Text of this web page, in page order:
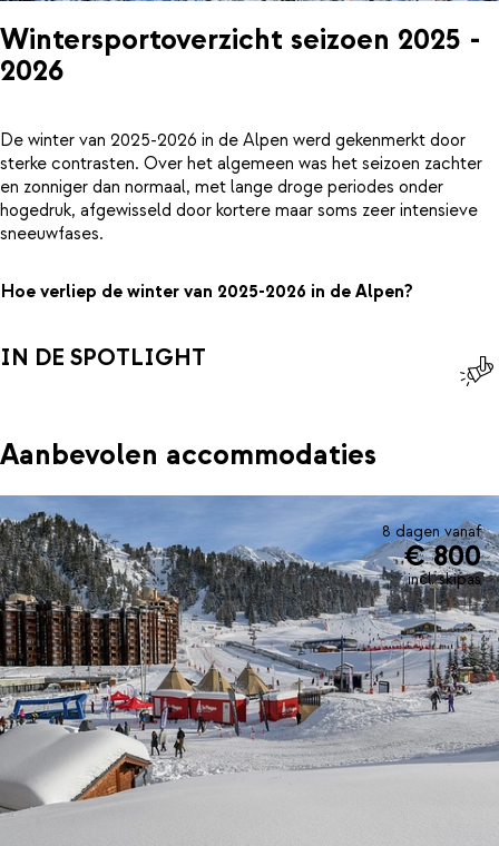
Wintersportoverzicht seizoen 2025 -
2026
De winter van 2025-2026 in de Alpen werd gekenmerkt door
sterke contrasten. Over het algemeen was het seizoen zachter
en zonniger dan normaal, met lange droge periodes onder
hogedruk, afgewisseld door kortere maar soms zeer intensieve
sneeuwfases.
Hoe verliep de winter van 2025-2026 in de Alpen?
IN DE SPOTLIGHT
Aanbevolen accommodaties
8 dagen vanaf
€ 800
incl. skipas